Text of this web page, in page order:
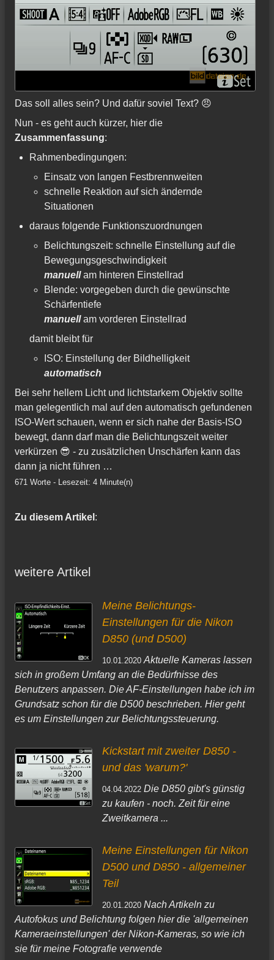
Das soll alles sein? Und dafür soviel Text? 😠
Nun - es geht auch kürzer, hier die
Zusammenfassung:
Rahmenbedingungen:
Einsatz von langen Festbrennweiten
schnelle Reaktion auf sich ändernde
Situationen
daraus folgende Funktionszuordnungen
Belichtungszeit: schnelle Einstellung auf die
Bewegungsgeschwindigkeit
manuellam hinteren Einstellrad
Blende: vorgegeben durch die gewünschte
Schärfentiefe
manuellam vorderen Einstellrad
damit bleibt für
ISO: Einstellung der Bildhelligkeit
automatisch
Bei sehr hellem Licht und lichtstarkem Objektiv sollte
man gelegentlich mal auf den automatisch gefundenen
ISO-Wert schauen, wenn er sich nahe der Basis-ISO
bewegt, dann darf man die Belichtungszeit weiter
verkürzen 😎 - zu zusätzlichen Unschärfen kann das
dann ja nicht führen …
671 Worte - Lesezeit: 4 Minute(n)
Zu diesem Artikel :
weitere Artikel
Meine Belichtungs-
Einstellungen für die Nikon
D850 (und D500)
10.01.2020 Aktuelle Kameras lassen
sich in großem Umfang an die Bedürfnisse des
Benutzers anpassen. Die AF-Einstellungen habe ich im
Grundsatz schon für die D500 beschrieben. Hier geht
es um Einstellungen zur Belichtungssteuerung.
Kickstart mit zweiter D850 -
und das 'warum?'
04.04.2022 Die D850 gibt's günstig
zu kaufen - noch. Zeit für eine
Zweitkamera ...
Meine Einstellungen für Nikon
D500 und D850 - allgemeiner
Teil
20.01.2020 Nach Artikeln zu
Autofokus und Belichtung folgen hier die 'allgemeinen
Kameraeinstellungen' der Nikon-Kameras, so wie ich
sie für meine Fotografie verwende